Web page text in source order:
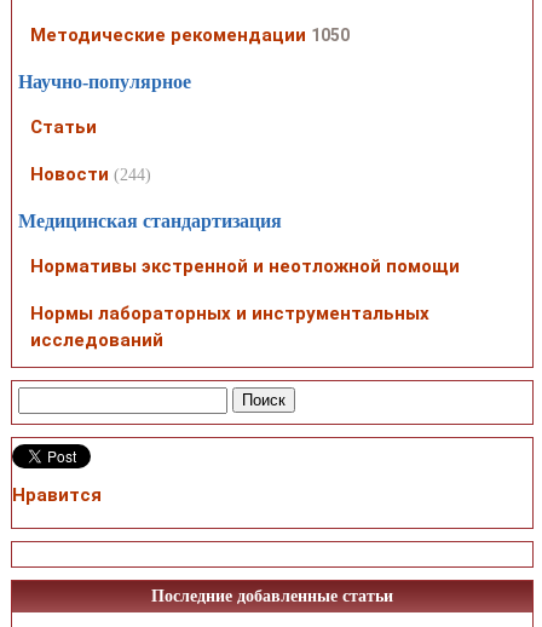
Методические рекомендации 1050
Научно-популярное
Статьи
Новости (244)
Медицинская стандартизация
Нормативы экстренной и неотложной помощи
Нормы лабораторных и инструментальных
исследований
Нравится
Последние добавленные статьи